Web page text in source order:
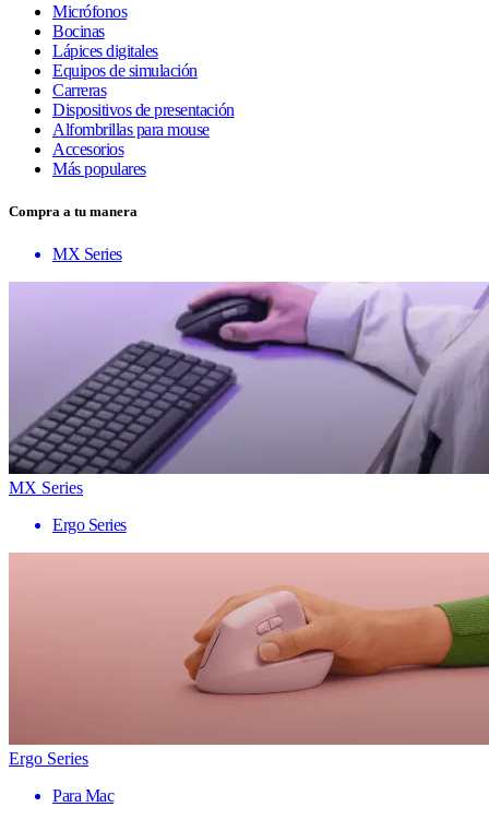
Micrófonos
Bocinas
Lápices digitales
Equipos de simulación
Carreras
Dispositivos de presentación
Alfombrillas para mouse
Accesorios
Más populares
Compra a tu manera
MX Series
MX Series
Ergo Series
Ergo Series
Para Mac